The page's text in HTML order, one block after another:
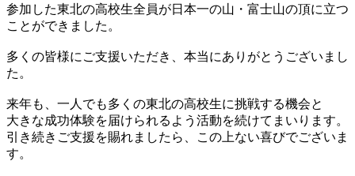
参加した東北の高校生全員が日本一の山・富士山の頂に立つ
ことができました。
多くの皆様にご支援いただき、本当にありがとうございまし
た。
来年も、一人でも多くの東北の高校生に挑戦する機会と
大きな成功体験を届けられるよう活動を続けてまいります。
引き続きご支援を賜れましたら、この上ない喜びでございま
す。